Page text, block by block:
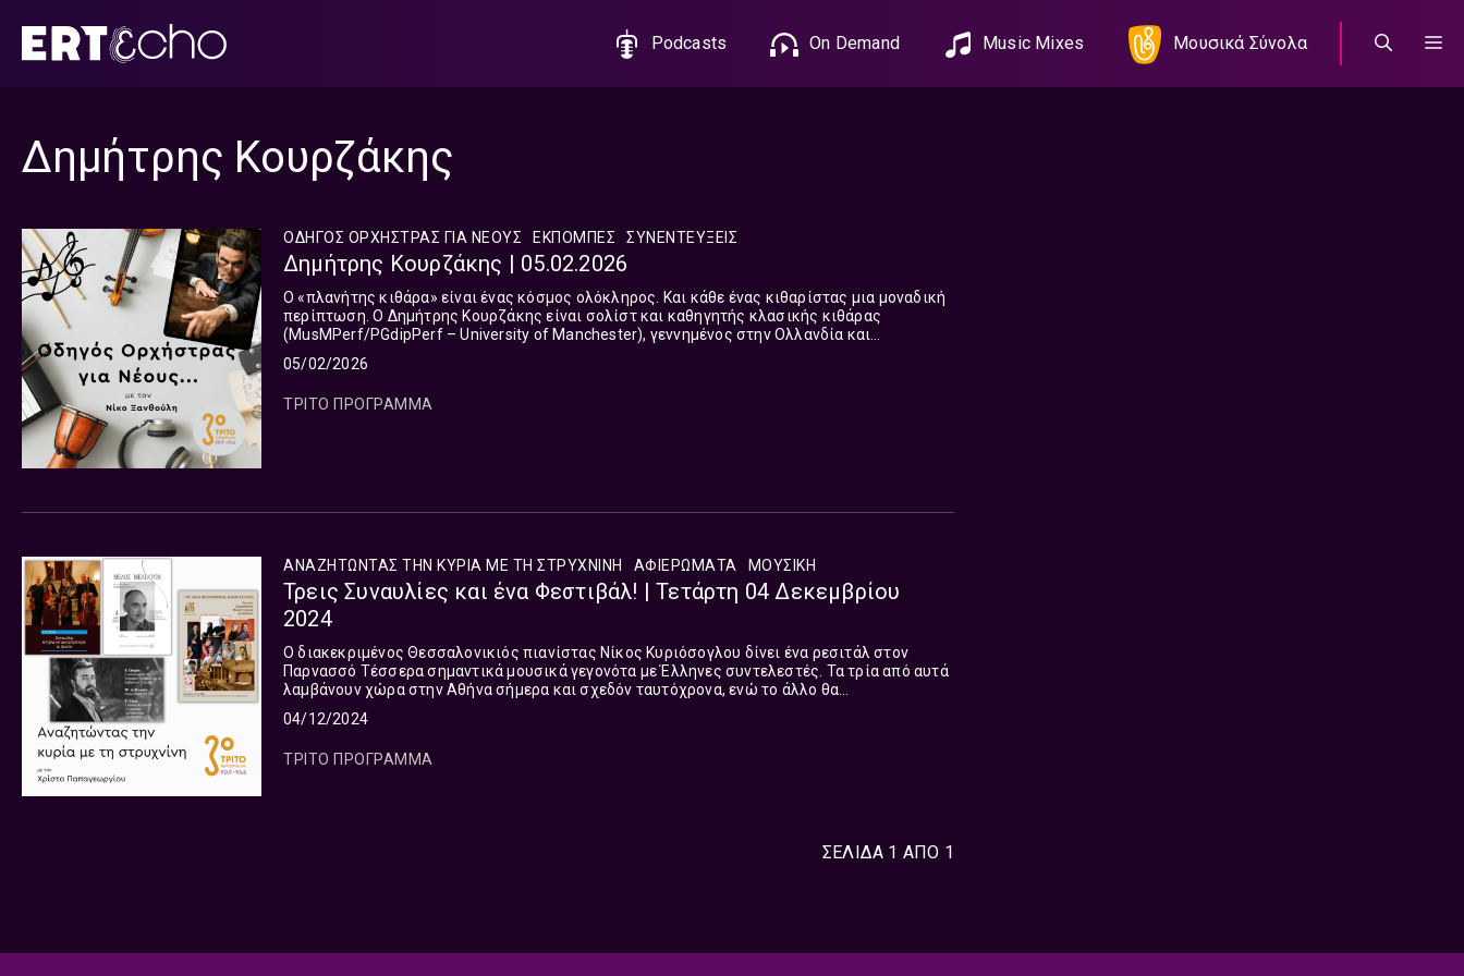
περιεχόμενο
Podcasts On Demand Music Mixes Μουσικά Σύνολα
Δημήτρης Κουρζάκης
ΟΔΗΓΟΣ ΟΡΧΗΣΤΡΑΣ ΓΙΑ ΝΕΟΥΣ ΕΚΠΟΜΠΈΣ ΣΥΝΕΝΤΕΎΞΕΙΣ
Δημήτρης Κουρζάκης | 05.02.2026
Ο «πλανήτης κιθάρα» είναι ένας κόσμος ολόκληρος. Και κάθε ένας κιθαρίστας μια μοναδική
περίπτωση. Ο Δημήτρης Κουρζάκης είναι σολίστ και καθηγητής κλασικής κιθάρας
(MusMPerf/PGdipPerf – University of Manchester), γεννημένος στην Ολλανδία και
05/02/2026
ΤΡΙΤΟ ΠΡΟΓΡΑΜΜΑ
ΑΝΑΖΗΤΩΝΤΑΣ ΤΗΝ ΚΥΡΙΑ ΜΕ ΤΗ ΣΤΡΥΧΝΙΝΗ ΑΦΙΕΡΏΜΑΤΑ ΜΟΥΣΙΚΗ
Τρεις Συναυλίες και ένα Φεστιβάλ! | Τετάρτη 04 Δεκεμβρίου
2024
Ο διακεκριμένος Θεσσαλονικιός πιανίστας Νίκος Κυριόσογλου δίνει ένα ρεσιτάλ στον
Παρνασσό Τέσσερα σημαντικά μουσικά γεγονότα με Έλληνες συντελεστές. Τα τρία από αυτά
λαμβάνουν χώρα στην Αθήνα σήμερα και σχεδόν ταυτόχρονα, ενώ το άλλο θα
04/12/2024
ΤΡΙΤΟ ΠΡΟΓΡΑΜΜΑ
ΣΕΛΙΔΑ 1 ΑΠΟ 1